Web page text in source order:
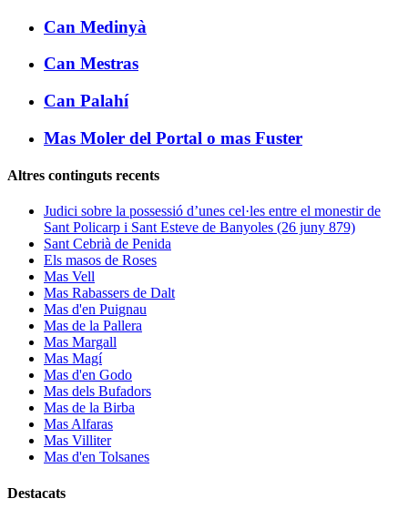
Can Medinyà
Can Mestras
Can Palahí
Mas Moler del Portal o mas Fuster
Altres continguts recents
Judici sobre la possessió d’unes cel·les entre el monestir de
Sant Policarp i Sant Esteve de Banyoles (26 juny 879)
Sant Cebrià de Penida
Els masos de Roses
Mas Vell
Mas Rabassers de Dalt
Mas d'en Puignau
Mas de la Pallera
Mas Margall
Mas Magí
Mas d'en Godo
Mas dels Bufadors
Mas de la Birba
Mas Alfaras
Mas Villiter
Mas d'en Tolsanes
Destacats